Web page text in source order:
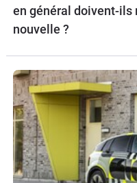
en général doivent-ils
nouvelle ?